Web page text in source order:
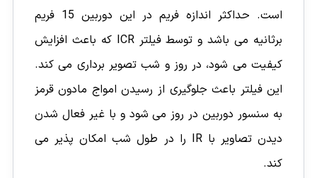
است. حداکثر اندازه فریم در این دوربین 15 فریم
برثانیه می باشد و توسط فیلتر ICR که باعث افزایش
کیفیت می شود، در روز و شب تصویر برداری می کند.
این فیلتر باعث جلوگیری از رسیدن امواج مادون قرمز
به سنسور دوربین در روز می شود و با غیر فعال شدن
دیدن تصاویر با IR را در طول شب امکان پذیر می
کند.